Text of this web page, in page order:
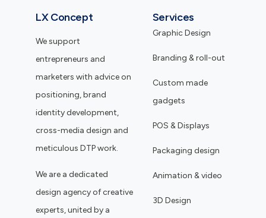
LX Concept
We support
entrepreneurs and
marketers with advice on
positioning, brand
identity development,
cross-media design and
meticulous DTP work.
We are a dedicated
design agency of creative
experts, united by a
Services
Graphic Design
Branding & roll-out
Custom made
gadgets
POS & Displays
Packaging design
Animation & video
3D Design